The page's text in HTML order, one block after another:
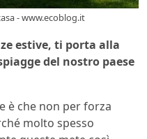
- www.ecoblog.it
estive, ti porta alla
del nostro paese
è che non per forza
molto spesso